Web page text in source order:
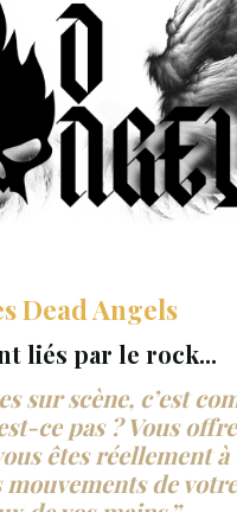
Dead Angels
liés par le rock...
sur scène, c’est
ce pas ? Vous
êtes réellement
mouvements de